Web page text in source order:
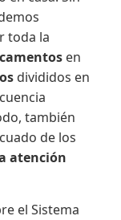
toda la
en
divididos en
también
de los
atención
el Sistema